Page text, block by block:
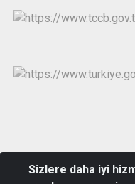
Kızılcasöğüt Mahallesi
Sizlere daha iyi